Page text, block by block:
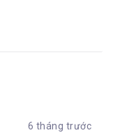
6 tháng trước